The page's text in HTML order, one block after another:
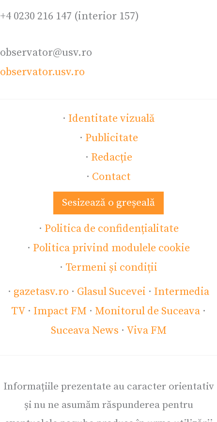
+4 0230 216 147 (interior 157)
observator@usv.ro
observator.usv.ro
· Identitate vizuală
· Publicitate
· Redacție
· Contact
Sesizează o greșeală
· Politica de confidențialitate
· Politica privind modulele cookie
· Termeni și condiții
· gazetasv.ro · Glasul Sucevei · Intermedia
TV · Impact FM · Monitorul de Suceava ·
Suceava News · Viva FM
Informațiile prezentate au caracter orientativ
și nu ne asumăm răspunderea pentru